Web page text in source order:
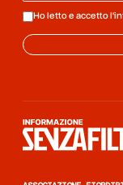
Ho letto e accetto